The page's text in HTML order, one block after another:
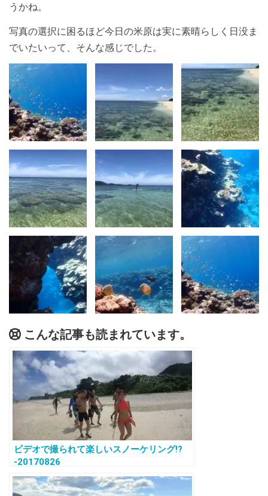
うかね。
写真の選択に困るほど今日の米原は実に素晴らしく日没ま
でいたいって、そんな感じでした。
こんな記事も読まれています。
ビデオで撮られて楽しいスノーケリング!?
-20170826